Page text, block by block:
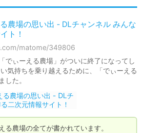
農場の思い出 - DLチャンネル みんな
ト！
matome/349806
でぃーえる農場」がついに終了になってし
気持ちを乗り越えるために、「でぃーえる
した。
る農場の全てが書かれています。